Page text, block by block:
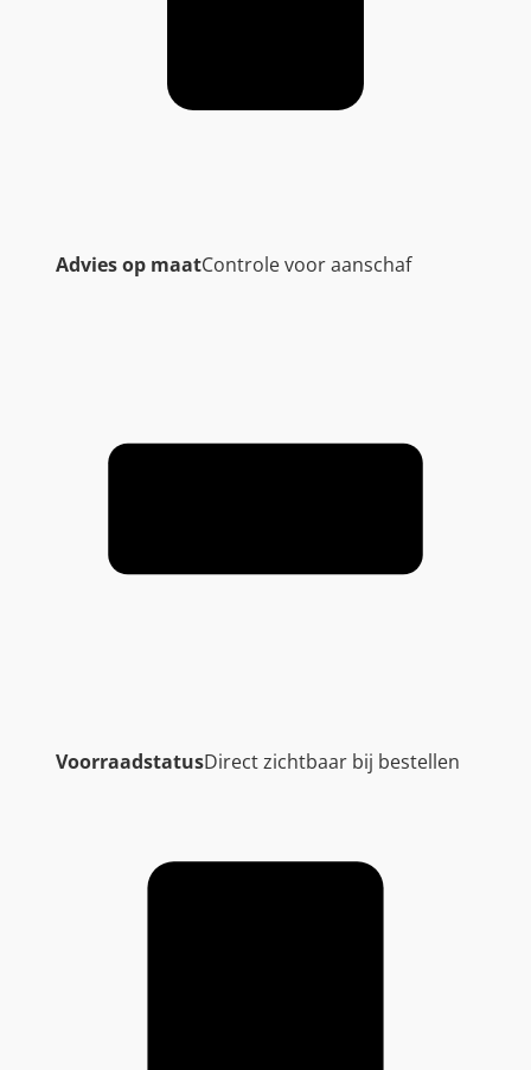
Advies op maatControle voor aanschaf
VoorraadstatusDirect zichtbaar bij bestellen